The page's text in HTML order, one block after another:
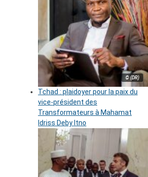
© (DR)
Tchad : plaidoyer pour la paix du
vice-président des
Transformateurs à Mahamat
Idriss Deby Itno